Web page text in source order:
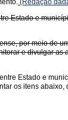
(Redação
Estado e
por meio de
e divulgar as
Estado e
os itens abaixo,